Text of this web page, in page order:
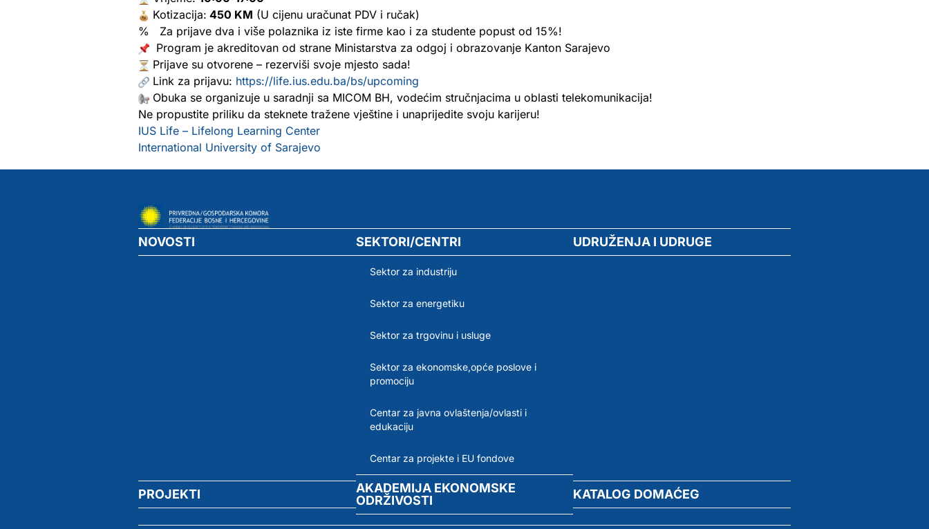
Kotizacija: 450 KM (U cijenu uračunat PDV i ručak)
% Za prijave dva i više polaznika iz iste firme kao i za studente popust od 15%!
Program je akreditovan od strane Ministarstva za odgoj i obrazovanje Kanton Sarajevo
Prijave su otvorene – rezerviši svoje mjesto sada!
Link za prijavu: https://life.ius.edu.ba/bs/upcoming
Obuka se organizuje u saradnji sa MICOM BH, vodećim stručnjacima u oblasti telekomunikacija!
Ne propustite priliku da steknete tražene vještine i unaprijedite svoju karijeru!
IUS Life – Lifelong Learning Center
International University of Sarajevo
NOVOSTI SEKTORI/CENTRI
Sektor za industriju
Sektor za energetiku
Sektor za trgovinu i usluge
Sektor za ekonomske,opće poslove i
promociju
Centar za javna ovlaštenja/ovlasti i
edukaciju
Centar za projekte i EU fondove
UDRUŽENJA I UDRUGE
PROJEKTI
AKADEMIJA EKONOMSKE
ODRŽIVOSTI
KATALOG DOMAĆEG